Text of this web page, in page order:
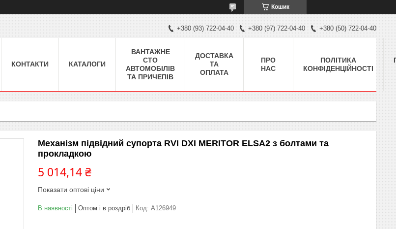
Кошик
+380 (93) 722-04-40 +380 (97) 722-04-40 +380 (50) 722-04-40
КОНТАКТИ КАТАЛОГИ
ВАНТАЖНЕ
СТО
АВТОМОБІЛІВ
ТА ПРИЧЕПІВ
ДОСТАВКА
ТА
ОПЛАТА
ПРО
НАС
ПОЛІТИКА
КОНФІДЕНЦІЙНОСТІ
Механізм підвідний супорта RVI DXI MERITOR ELSA2 з болтами та
прокладкою
5 014,14 ₴
Показати оптові ціни
В наявності Оптом і в роздріб Код: A126949